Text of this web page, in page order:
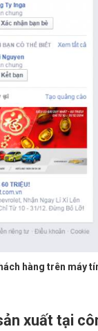
hàng trên máy
xuất tại